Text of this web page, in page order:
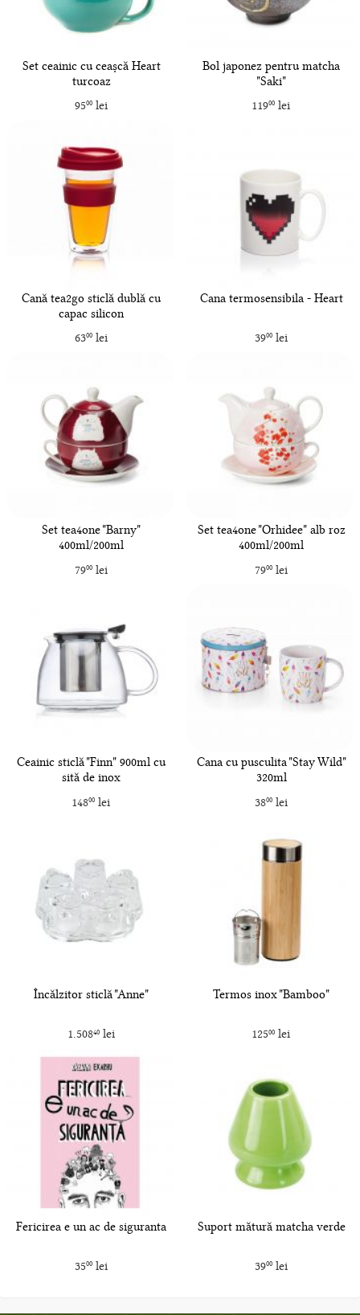
Set ceainic cu ceașcă Heart
turcoaz
9500lei
Bol japonez pentru matcha
"Saki"
11900 lei
Cană tea2go sticlă dublă cu
capac silicon
6300lei
Cana termosensibila - Heart
3900lei
Set tea4one "Barny"
400ml/200ml
7900lei
Set tea4one "Orhidee" alb roz
400ml/200ml
7900lei
Ceainic sticlă "Finn" 900ml cu
sită de inox
14800 lei
Cana cu pusculita "Stay Wild"
320ml
3800lei
Încălzitor sticlă "Anne"
1.50840lei
Termos inox "Bamboo"
12500 lei
Fericirea e un ac de siguranta
3500lei
Suport mătură matcha verde
3900lei